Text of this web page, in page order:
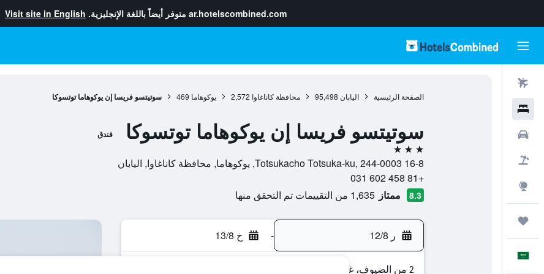
ar.hotelscombined.com متوفر أيضاً باللغة الإنجليزية. Visit site in English
الصفحة الرئيسية اليابان 95,498 محافظة كاناغاوا 2,572 يوكوهاما 469 سوتيتسو فريسا إن يوكوهاما توتسوكا
سوتيتسو فريسا إن يوكوهاما توتسوكا فندق
3 نجوم
16-8 Totsukacho Totsuka-ku, 244-0003, يوكوهاما, محافظة كاناغاوا, اليابان
+81 458 602 031
8.3 ممتاز 1,635 من التقييمات تم التحقق منها
ر 12/8 - خ 13/8
2 من الضيوف، غرفة واحدة